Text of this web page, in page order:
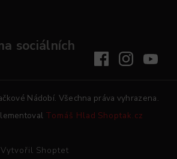
sociálních
Vytvořil Shoptet
Nádobí. Všechna práva vyhrazena.
Tomáš Hlad Shoptak.cz